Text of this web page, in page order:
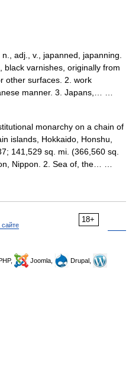
adj., v., japanned, japanning.
black varnishes, originally from
other surfaces. 2. work
manner. 3. Japans,… …
monarchy on a chain of
islands, Hokkaido, Honshu,
141,529 sq. mi. (366,560 sq.
Nippon. 2. Sea of, the… …
18+
Joomla,
Drupal,